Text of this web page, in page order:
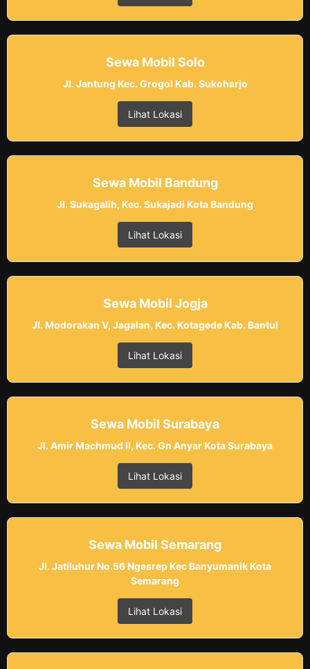
Sewa Mobil Solo
Jl. Jantung Kec. Grogol Kab. Sukoharjo
Lihat Lokasi
Sewa Mobil Bandung
Jl. Sukagalih, Kec. Sukajadi Kota Bandung
Lihat Lokasi
Sewa Mobil Jogja
Jl. Modorakan V, Jagalan, Kec. Kotagede Kab. Bantul
Lihat Lokasi
Sewa Mobil Surabaya
Jl. Amir Machmud II, Kec. Gn Anyar Kota Surabaya
Lihat Lokasi
Sewa Mobil Semarang
Jl. Jatiluhur No.56 Ngesrep Kec Banyumanik Kota
Semarang
Lihat Lokasi